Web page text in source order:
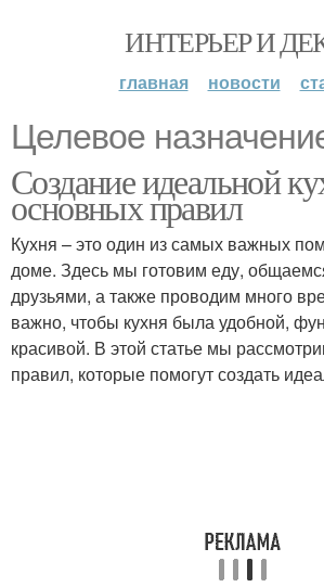
ИНТЕРЬЕР И
главная новости
Целевое
Создание идеальной
основных правил
Кухня – это один из самых важных
доме. Здесь мы готовим еду,
друзьями, а также проводим много
важно, чтобы кухня была удобной,
красивой. В этой статье мы
правил, которые помогут создать